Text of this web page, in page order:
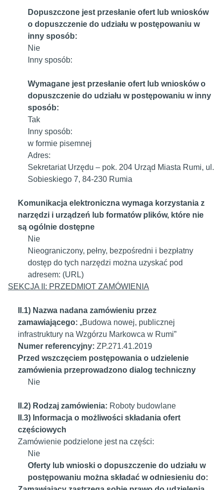
Dopuszczone jest przesłanie ofert lub wniosków
o dopuszczenie do udziału w postępowaniu w
inny sposób:
Nie
Inny sposób:
Wymagane jest przesłanie ofert lub wniosków o
dopuszczenie do udziału w postępowaniu w inny
sposób:
Tak
Inny sposób:
w formie pisemnej
Adres:
Sekretariat Urzędu – pok. 204 Urząd Miasta Rumi, ul.
Sobieskiego 7, 84-230 Rumia
Komunikacja elektroniczna wymaga korzystania z
narzędzi i urządzeń lub formatów plików, które nie
są ogólnie dostępne
Nie
Nieograniczony, pełny, bezpośredni i bezpłatny
dostęp do tych narzędzi można uzyskać pod
adresem: (URL)
SEKCJA II: PRZEDMIOT ZAMÓWIENIA
II.1) Nazwa nadana zamówieniu przez
zamawiającego: „Budowa nowej, publicznej
infrastruktury na Wzgórzu Markowca w Rumi”
Numer referencyjny: ZP.271.41.2019
Przed wszczęciem postępowania o udzielenie
zamówienia przeprowadzono dialog techniczny
Nie
II.2) Rodzaj zamówienia: Roboty budowlane
II.3) Informacja o możliwości składania ofert
częściowych
Zamówienie podzielone jest na części:
Nie
Oferty lub wnioski o dopuszczenie do udziału w
postępowaniu można składać w odniesieniu do: